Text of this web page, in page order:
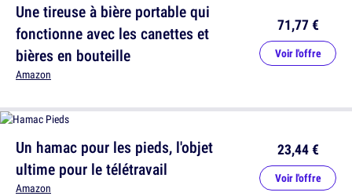
Une tireuse à bière portable qui
fonctionne avec les canettes et
bières en bouteille
Amazon
71,77 €
Voir l'offre
Un hamac pour les pieds, l'objet
ultime pour le télétravail
Amazon
23,44 €
Voir l'offre